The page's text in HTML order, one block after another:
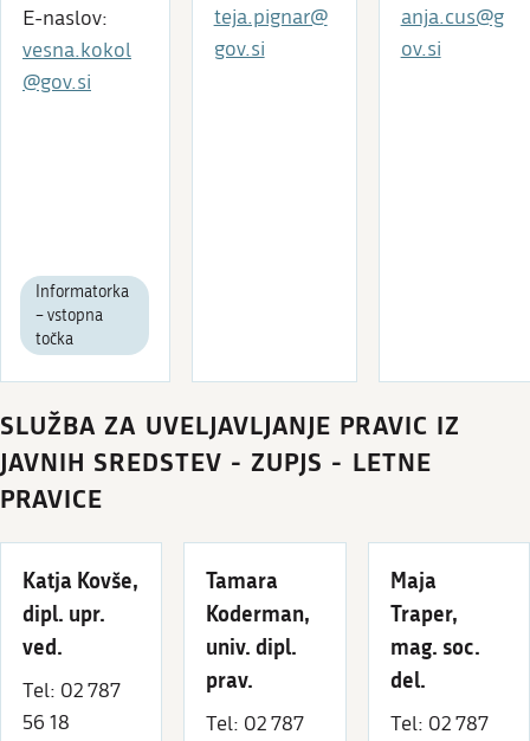
E-naslov:
vesna.kokol
@gov.si
Informatorka
– vstopna
točka
teja.pignar@
gov.si
anja.cus@g
ov.si
SLUŽBA ZA UVELJAVLJANJE PRAVIC IZ
JAVNIH SREDSTEV - ZUPJS - LETNE
PRAVICE
Katja Kovše,
dipl. upr.
ved.
Tel: 02 787
56 18
Tamara
Koderman,
univ. dipl.
prav.
Tel: 02 787
Maja
Traper,
mag. soc.
del.
Tel: 02 787